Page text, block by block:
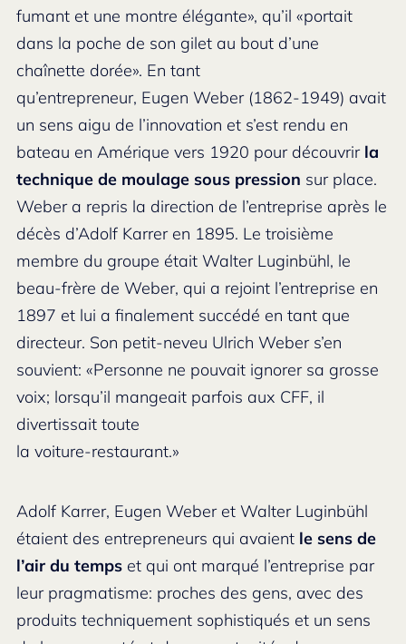
fumant et une montre élégante», qu’il «portait
dans la poche de son gilet au bout d’une
chaînette dorée». En tant
qu’entrepreneur, Eugen Weber (1862-1949) avait
un sens aigu de l’innovation et s’est rendu en
bateau en Amérique vers 1920 pour découvrir la
technique de moulage sous pression sur place.
Weber a repris la direction de l’entreprise après le
décès d’Adolf Karrer en 1895. Le troisième
membre du groupe était Walter Luginbühl, le
beau-frère de Weber, qui a rejoint l’entreprise en
1897 et lui a finalement succédé en tant que
directeur. Son petit-neveu Ulrich Weber s’en
souvient: «Personne ne pouvait ignorer sa grosse
voix; lorsqu’il mangeait parfois aux CFF, il
divertissait toute
la voiture-restaurant.»
Adolf Karrer, Eugen Weber et Walter Luginbühl
étaient des entrepreneurs qui avaient le sens de
l’air du temps et qui ont marqué l’entreprise par
leur pragmatisme: proches des gens, avec des
produits techniquement sophistiqués et un sens